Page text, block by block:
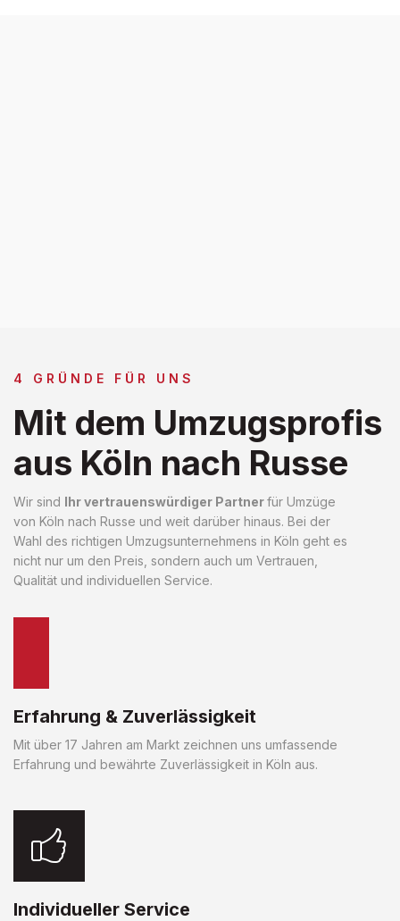
4 GRÜNDE FÜR UNS
Mit dem Umzugsprofis
aus Köln nach Russe
Wir sind Ihr vertrauenswürdiger Partnerfür Umzüge
von Köln nach Russe und weit darüber hinaus. Bei der
Wahl des richtigen Umzugsunternehmens in Köln geht es
nicht nur um den Preis, sondern auch um Vertrauen,
Qualität und individuellen Service.
Erfahrung & Zuverlässigkeit
Mit über 17 Jahren am Markt zeichnen uns umfassende
Erfahrung und bewährte Zuverlässigkeit in Köln aus.
Individueller Service